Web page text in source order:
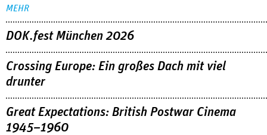
Great Expectations: British Postwar Cinema
1945–1960
ALLE FESTIVALBERICHTE
03.08.2026
Interview mit Sandra Wollner